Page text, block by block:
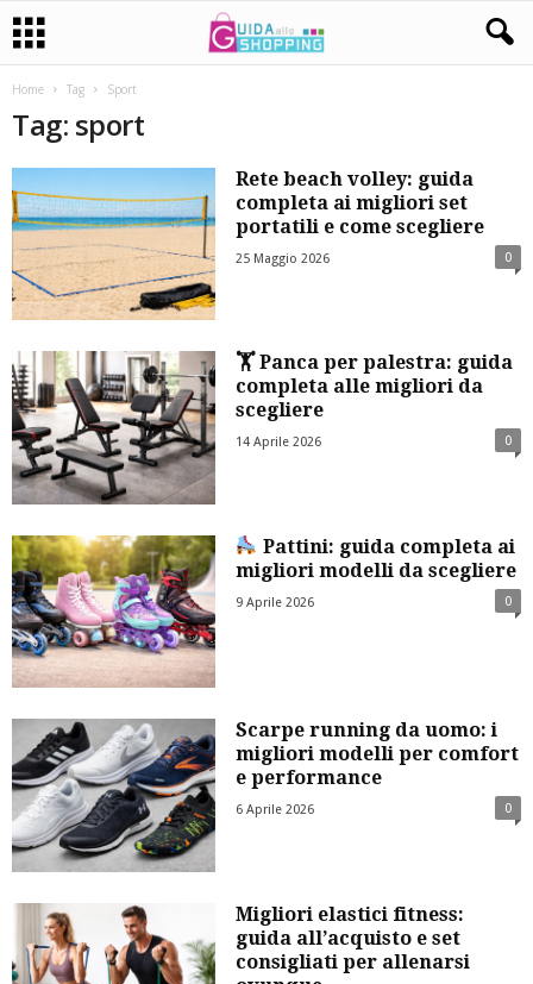
Home Tag Sport
Tag: sport
Rete beach volley: guida
completa ai migliori set
portatili e come scegliere
25 Maggio 2026 0
🏋️ Panca per palestra: guida
completa alle migliori da
scegliere
14 Aprile 2026 0
Pattini: guida completa ai
migliori modelli da scegliere
9 Aprile 2026 0
Scarpe running da uomo: i
migliori modelli per comfort
e performance
6 Aprile 2026 0
Migliori elastici fitness:
guida all’acquisto e set
consigliati per allenarsi